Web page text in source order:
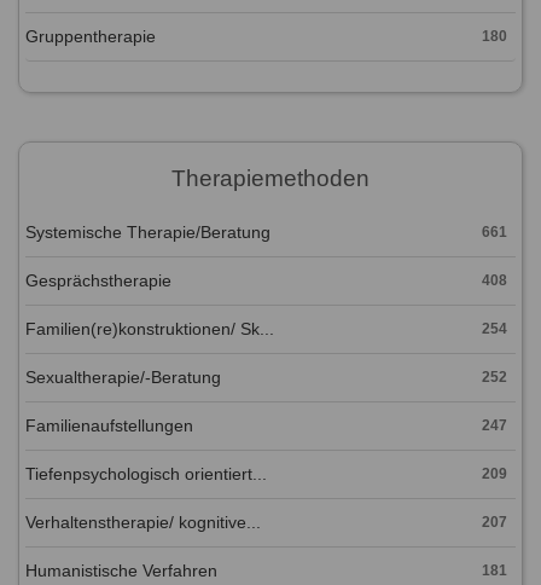
Gruppentherapie 180
Therapiemethoden
Systemische Therapie/Beratung 661
Gesprächstherapie 408
Familien(re)konstruktionen/ Sk... 254
Sexualtherapie/-Beratung 252
Familienaufstellungen 247
Tiefenpsychologisch orientiert... 209
Verhaltenstherapie/ kognitive... 207
Humanistische Verfahren 181